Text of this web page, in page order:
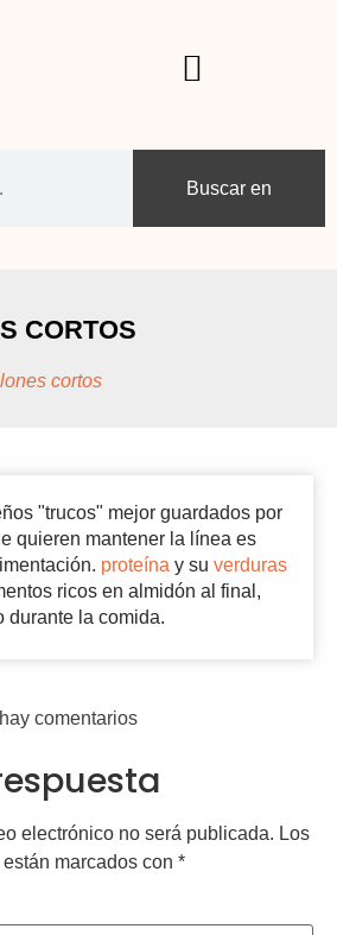
Buscar en
CORTOS
cortos
"trucos" mejor guardados por
quieren mantener la línea es
proteína y su verduras
ricos en almidón al final,
durante la comida.
comentarios
electrónico no será publicada. Los
marcados con *